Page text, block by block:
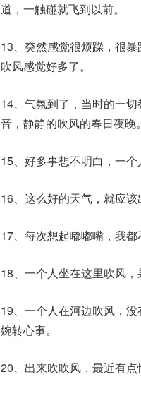
道，一触碰就飞到以前。
13、突然感觉很烦躁，很
吹风感觉好多了。
14、气氛到了，当时的一
音，静静的吹风的春日夜晚。
15、好多事想不明白，一
16、这么好的天气，就应
17、每次想起嘟嘟嘴，我都
18、一个人坐在这里吹风
19、一个人在河边吹风，
婉转心事。
20、出来吹吹风，最近有点